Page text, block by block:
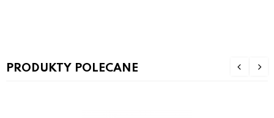
PRODUKTY POLECANE